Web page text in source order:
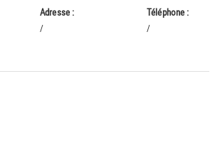
Adresse :
/
Téléphone :
/